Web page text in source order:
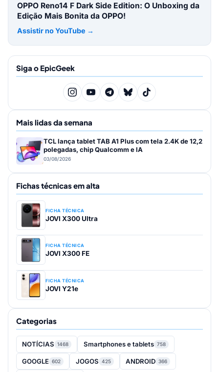
OPPO Reno14 F Dark Side Edition: O Unboxing da
Edição Mais Bonita da OPPO!
Assistir no YouTube →
Siga o EpicGeek
Mais lidas da semana
TCL lança tablet TAB A1 Plus com tela 2.4K de 12,2
polegadas, chip Qualcomm e IA
03/08/2026
Fichas técnicas em alta
FICHA TÉCNICA
JOVI X300 Ultra
FICHA TÉCNICA
JOVI X300 FE
FICHA TÉCNICA
JOVI Y21e
Categorias
NOTÍCIAS 1468 Smartphones e tablets 758
GOOGLE 602 JOGOS 425 ANDROID 366